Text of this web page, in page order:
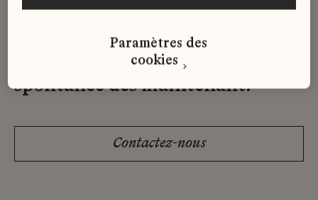
Vous n'avez pas trouvé d'offre
qui correspond à votre profil ?
Envoyez-nous votre candidature
spontanée dès maintenant.
Contactez-nous
Paramètres des
cookies